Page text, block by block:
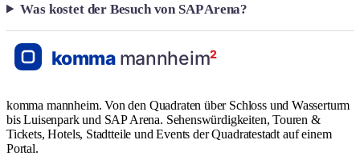
Was kostet der Besuch von SAP Arena?
komma mannheim. Von den Quadraten über Schloss und Wasserturm
bis Luisenpark und SAP Arena. Sehenswürdigkeiten, Touren &
Tickets, Hotels, Stadtteile und Events der Quadratestadt auf einem
Portal.